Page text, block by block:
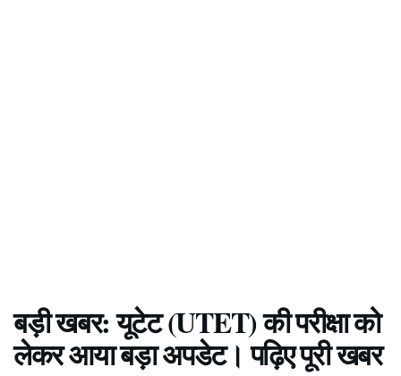
बड़ी खबर: यूटेट (UTET) की परीक्षा को
लेकर आया बड़ा अपडेट। पढ़िए पूरी खबर